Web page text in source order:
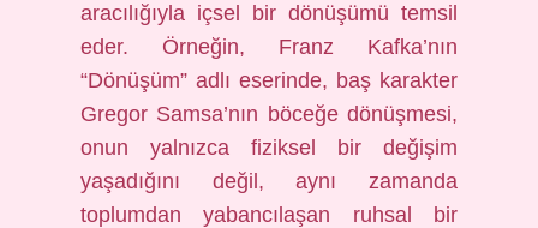
aracılığıyla içsel bir dönüşümü temsil
eder. Örneğin, Franz Kafka’nın
“Dönüşüm” adlı eserinde, baş karakter
Gregor Samsa’nın böceğe dönüşmesi,
onun yalnızca fiziksel bir değişim
yaşadığını değil, aynı zamanda
toplumdan yabancılaşan ruhsal bir